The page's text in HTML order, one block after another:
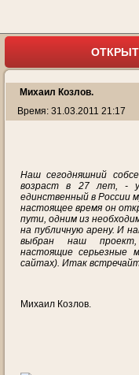
Михаил Козлов.
Время: 31.03.2011 21:17
Наш сегодняшний
возраст в 27 лет, -
единственный в России
настоящее время он
пути, одним из
на публичную арену. И
выбран наш проект,
настоящие серьезные
сайтах). Итак
Михаил Козлов.